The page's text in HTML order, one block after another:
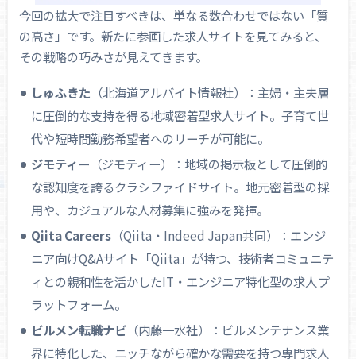
今回の拡大で注目すべきは、単なる数合わせではない「質
の高さ」です。新たに参画した求人サイトを見てみると、
その戦略の巧みさが見えてきます。
しゅふきた （北海道アルバイト情報社）：主婦・主夫層
に圧倒的な支持を得る地域密着型求人サイト。子育て世
代や短時間勤務希望者へのリーチが可能に。
ジモティー （ジモティー）：地域の掲示板として圧倒的
な認知度を誇るクラシファイドサイト。地元密着型の採
用や、カジュアルな人材募集に強みを発揮。
Qiita Careers （Qiita・Indeed Japan共同）：エンジ
ニア向けQ&Aサイト「Qiita」が持つ、技術者コミュニテ
ィとの親和性を活かしたIT・エンジニア特化型の求人プ
ラットフォーム。
ビルメン転職ナビ （内藤一水社）：ビルメンテナンス業
界に特化した、ニッチながら確かな需要を持つ専門求人